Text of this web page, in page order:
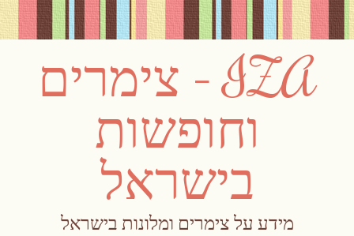
IZA – צימרים
וחופשות
בישראל
מידע על צימרים ומלונות בישראל